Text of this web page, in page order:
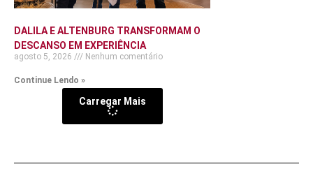
DALILA E ALTENBURG TRANSFORMAM O
DESCANSO EM EXPERIÊNCIA
agosto 5, 2026 Nenhum comentário
Continue Lendo »
Carregar Mais